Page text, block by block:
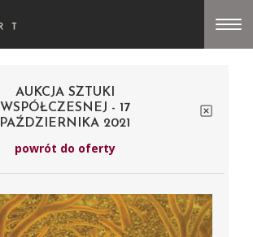
AUKCJA SZTUKI
WSPÓŁCZESNEJ - 17
PAŹDZIERNIKA 2021
powrót do oferty